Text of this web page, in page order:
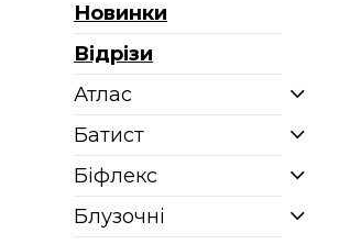
Новинки
Відрізи
Атлас
Батист
Біфлекс
Блузочні